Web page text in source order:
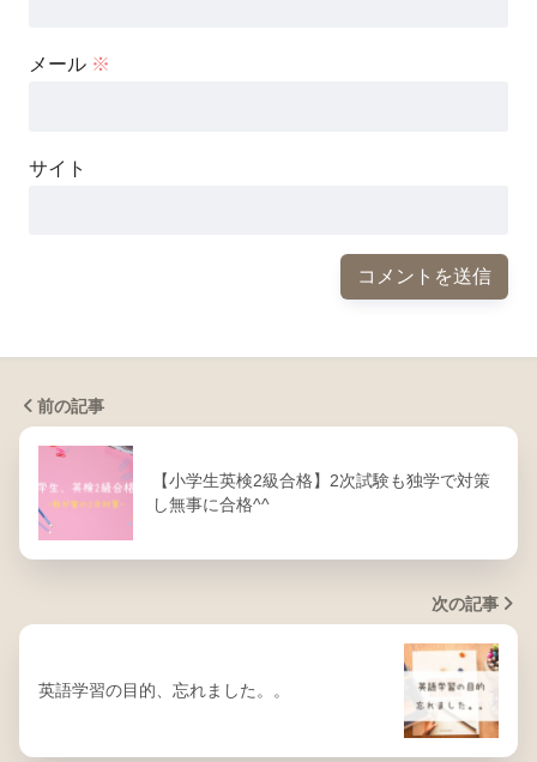
メール ※
サイト
前の記事
【小学生英検2級合格】2次試験も独学で対策
し無事に合格^^
次の記事
英語学習の目的、忘れました。。